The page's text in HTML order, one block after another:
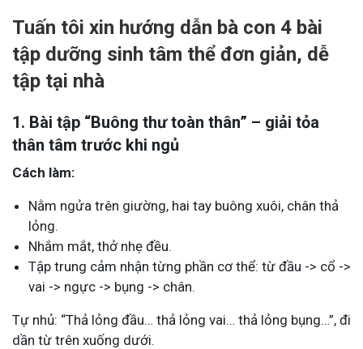
Tuấn tôi xin hướng dẫn bà con 4 bài
tập dưỡng sinh tâm thể đơn giản, dễ
tập tại nhà
1. Bài tập “Buông thư toàn thân” – giải tỏa
thân tâm trước khi ngủ
Cách làm:
Nằm ngửa trên giường, hai tay buông xuôi, chân thả
lỏng.
Nhắm mắt, thở nhẹ đều.
Tập trung cảm nhận từng phần cơ thể: từ đầu -> cổ ->
vai -> ngực -> bụng -> chân.
Tự nhủ: “Thả lỏng đầu… thả lỏng vai… thả lỏng bụng…”, đi
dần từ trên xuống dưới.